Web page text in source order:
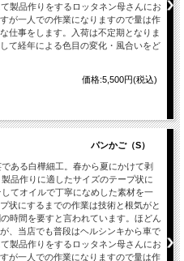
製品作りをするロッタネン母さんにお
が一人での作業になりますので量は作
仕事をします。入荷は不定期となりま
て経年による色目の変化・風合いをど
価格:5,500円(税込)
パンかご（S）
ある白樺細工。春から夏にかけて剥
品作りに適したサイズのテープ状に
てオイルで丁寧になめした素材を一
状にするまでの作業は技術と根気がと
時間を要すと言われています。ほどん
、当店でも普段はヘルシンキから車で
製品作りをするロッタネン母さんにお
が一人での作業になりますので量は作